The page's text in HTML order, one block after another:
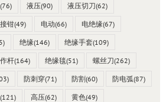
(76) 液压(90) 液压切刀(62)
钳(49) 电动(66) 电绝缘(67)
绝缘(146) 绝缘手套(109)
杆(164) 绝缘毯(51) 螺丝刀(262)
防刺穿(71) 防割(60) 防电弧(87)
(121) 高压(62) 黄色(49)